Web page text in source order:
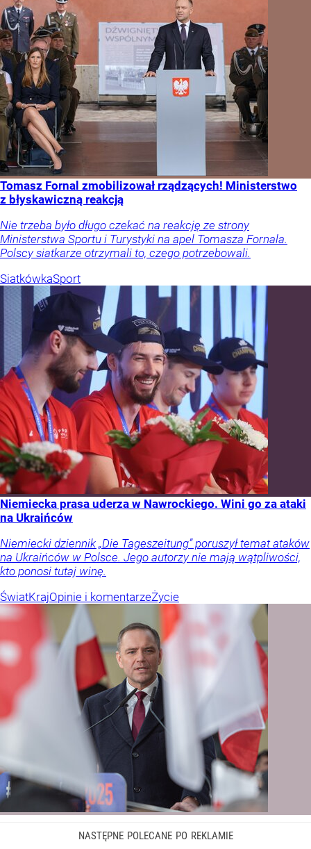
Tomasz Fornal zmobilizował rządzących! Ministerstwo
z błyskawiczną reakcją
Nie trzeba było długo czekać na reakcję ze strony
Ministerstwa Sportu i Turystyki na apel Tomasza Fornala.
Polscy siatkarze otrzymali to, czego potrzebowali.
SiatkówkaSport
Niemiecka prasa uderza w Nawrockiego. Wini go za ataki
na Ukraińców
Niemiecki dziennik „Die Tageszeitung” poruszył temat ataków
na Ukraińców w Polsce. Jego autorzy nie mają wątpliwości,
kto ponosi tutaj winę.
ŚwiatKrajOpinie i komentarzeŻycie